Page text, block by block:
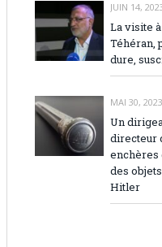
JUIN 14,
La visite
Téhéran,
dure,
MAI 30, 2023
Un
directeur
enchères
des
Hitler